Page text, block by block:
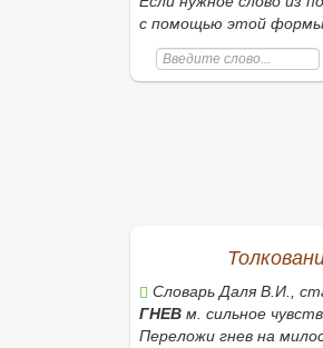
с помощью этой
Словарь Даля В.И.,
ГНЕВ м. сильное
Переложи гнев на